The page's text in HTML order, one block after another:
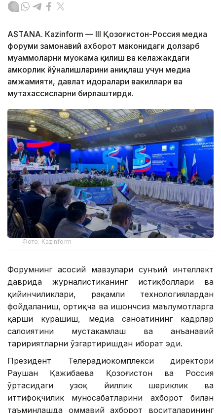
ASTANА. Кazinform — III Қозоғистон-Россия медиа
форуми замонавий ахборот маконидаги долзарб
муаммоларни муҳокама қилиш ва келажакдаги
ҳамкорлик йўналишларини аниқлаш учун медиа
ҳамжамияти, давлат идоралари вакиллари ва
мутахассисларни бирлаштирди.
Фото: Kazinform
Форумнинг асосий мавзулари сунъий интеллект
даврида журналистиканинг истиқболлари ва
қийинчиликлари, рақамли технологиялардан
фойдаланиш, ортиқча ва ишончсиз маълумотларга
қарши курашиш, медиа саноатининг кадрлар
салоҳиятини мустаҳкамлаш ва анъанавий
таҳририятларни ўзгартиришдан иборат эди.
Президент Телерадиокомплекси директори
Раушан Қажибаева Қозоғистон ва Россия
ўртасидаги узоқ йиллик шериклик ва
иттифоқчилик муносабатларини ахборот билан
таъминлашда оммавий ахборот воситаларининг